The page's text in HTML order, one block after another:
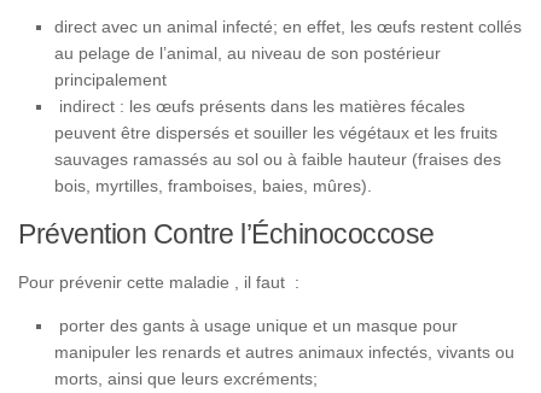
direct avec un animal infecté; en effet, les œufs restent collés
au pelage de l’animal, au niveau de son postérieur
principalement
indirect : les œufs présents dans les matières fécales
peuvent être dispersés et souiller les végétaux et les fruits
sauvages ramassés au sol ou à faible hauteur (fraises des
bois, myrtilles, framboises, baies, mûres).
Prévention Contre l’Échinococcose
Pour prévenir cette maladie , il faut :
porter des gants à usage unique et un masque pour
manipuler les renards et autres animaux infectés, vivants ou
morts, ainsi que leurs excréments;